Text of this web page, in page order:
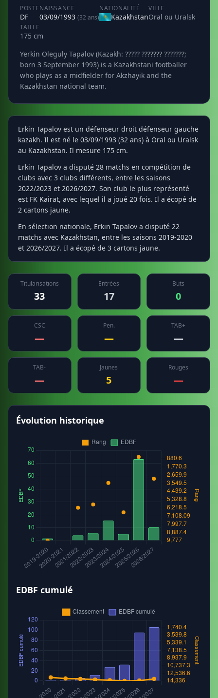
POSTE
DF
NAISSANCE
03/09/1993 (32 ans)
NATIONALITÉ
Kazakhstan
VILLE
Oral ou Uralsk
TAILLE
175 cm
Yerkin Oleguly Tapalov (Kazakh: ????? ??????? ???????;
born 3 September 1993) is a Kazakhstani footballer
who plays as a midfielder for Akzhayik and the
Kazakhstan national team.
Erkin Tapalov est un défenseur droit défenseur gauche
kazakh. Il est né le 03/09/1993 (32 ans) à Oral ou Uralsk
au Kazakhstan. Il mesure 175 cm.
Erkin Tapalov a disputé 28 matchs en compétition de
clubs avec 3 clubs différents, entre les saisons
2022/2023 et 2026/2027. Son club le plus représenté
est FK Kairat, avec lequel il a joué 20 fois. Il a écopé de
2 cartons jaune.
En sélection nationale, Erkin Tapalov a disputé 22
matchs avec Kazakhstan, entre les saisons 2019-2020
et 2026/2027. Il a écopé de 3 cartons jaune.
Titularisations
33
Entrées
17
Buts
0
CSC
—
Pen.
—
TAB+
—
TAB-
—
Jaunes
5
Rouges
—
Évolution historique
EDBF cumulé